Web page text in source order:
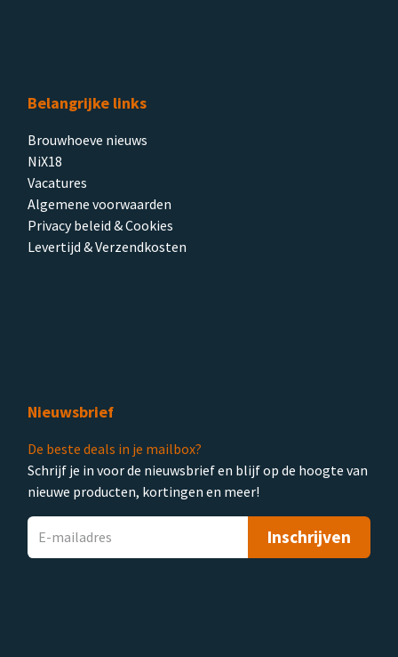
Belangrijke links
Brouwhoeve nieuws
NiX18
Vacatures
Algemene voorwaarden
Privacy beleid & Cookies
Levertijd & Verzendkosten
Nieuwsbrief
De beste deals in je mailbox?
Schrijf je in voor de nieuwsbrief en blijf op de hoogte van
nieuwe producten, kortingen en meer!
Inschrijven